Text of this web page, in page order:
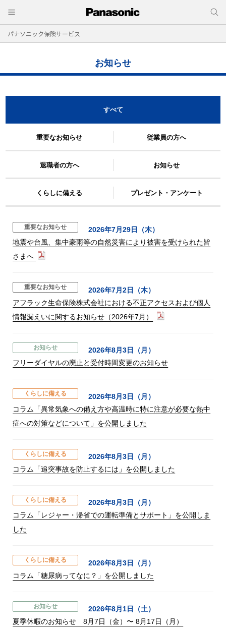
パナソニック保険サービス
お知らせ
すべて
重要なお知らせ 従業員の方へ
退職者の方へ お知らせ
くらしに備える プレゼント・アンケート
重要なお知らせ
2026年7月29日（木）
地震や台風、集中豪雨等の自然災害により被害を受けられた皆
さまへ
重要なお知らせ
2026年7月2日（木）
アフラック生命保険株式会社における不正アクセスおよび個人
情報漏えいに関するお知らせ（2026年7月）
お知らせ
2026年8月3日（月）
フリーダイヤルの廃止と受付時間変更のお知らせ
くらしに備える
2026年8月3日（月）
コラム「異常気象への備え方や高温時に特に注意が必要な熱中
症への対策などについて」を公開しました
くらしに備える
2026年8月3日（月）
コラム「追突事故を防止するには」を公開しました
くらしに備える
2026年8月3日（月）
コラム「レジャー・帰省での運転準備とサポート」を公開しま
した
くらしに備える
2026年8月3日（月）
コラム「糖尿病ってなに？」を公開しました
お知らせ
2026年8月1日（土）
夏季休暇のお知らせ 8月7日（金）〜 8月17日（月）